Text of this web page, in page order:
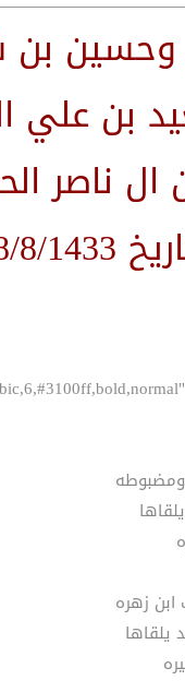
وحسين
بن علي
ناصر
زهره
يلقاها